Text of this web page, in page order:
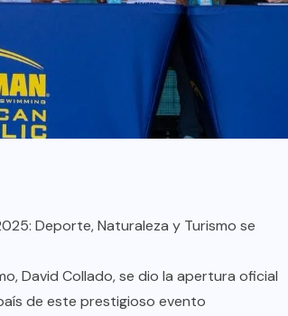
Deporte, Naturaleza y Turismo se
David Collado, se dio la apertura oficial
de este prestigioso evento